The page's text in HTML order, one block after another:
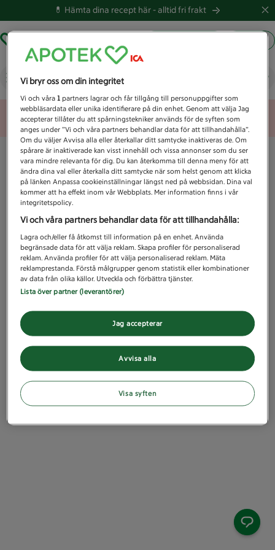
💊 Hämta dina recept här -alltid fri frakt
Vad letar du efter idag?
Unknown error
Vi bryr oss om din integritet
Vi och våra1 partners lagrar och får tillgång till personuppgifter som
webbläsardata eller unika identifierare på din enhet. Genom att välja Jag
accepterar tillåter du att spårningstekniker används för de syften som
anges under ”Vi och våra partners behandlar data för att tillhandahålla”.
Om du väljer Avvisa alla eller återkallar ditt samtycke inaktiveras de. Om
spårare är inaktiverade kan visst innehåll och vissa annonser som du ser
vara mindre relevanta för dig. Du kan återkomma till denna meny för att
ändra dina val eller återkalla ditt samtycke när som helst genom att klicka
på länken Anpassa cookieinställningar längst ned på webbsidan. Dina val
kommer att ha effekt inom vår Webbplats. Mer information finns i vår
integritetspolicy.
Vi och våra partners behandlar data för att tillhandahålla:
Lagra och/eller få åtkomst till information på en enhet. Använda
begränsade data för att välja reklam. Skapa profiler för personaliserad
reklam. Använda profiler för att välja personaliserad reklam. Mäta
reklamprestanda. Förstå målgrupper genom statistik eller kombinationer
av data från olika källor. Utveckla och förbättra tjänster.
Lista över partner (leverantörer)
Avvisa alla
Jag accepterar
Visa syften